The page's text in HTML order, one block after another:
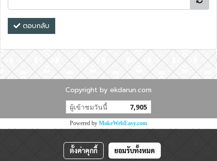
ตอบกลับ
Copyright by ekdarun.com
ผู้เข้าชมวันนี้ 7,905
Powered by MakeWebEasy.com
ตั้งค่าคุกกี้ ยอมรับทั้งหมด